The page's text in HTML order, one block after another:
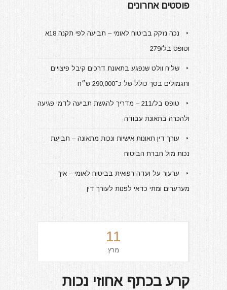
פוסטים אחרונים
נכה נזקק בביטוח לאומי – תביעה לפי תקנה 18א
וטופס בל/279
שליח וולט שנפגע בתאונת דרכים קיבל פיצויים
ותגמולים בסך כולל של כ־290,000 ש״ח
טופס בל/211 – מדריך להגשת תביעה לדמי פגיעה
ולהכרה בתאונת עבודה
עורך דין תאונות אישיות ונכות מתאונה – תביעת
נכות מול חברת הביטוח
ערעור על ועדה רפואית בביטוח לאומי – איך
מערערים ומתי כדאי לפנות לעורך דין
11
מרץ
קרע בכתף אחוזי נכות